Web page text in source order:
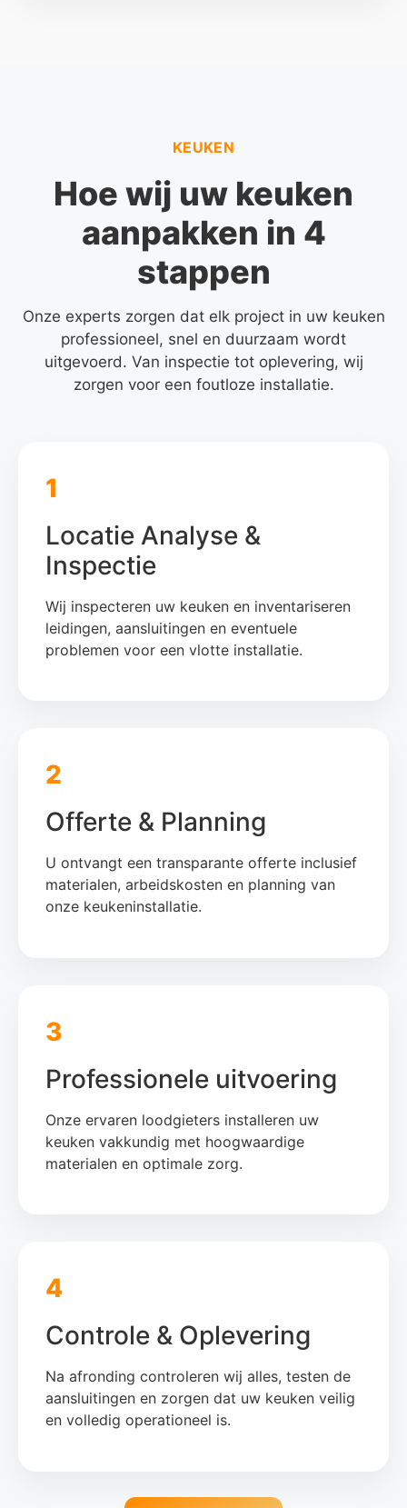
KEUKEN
Hoe wij uw keuken
aanpakken in 4
stappen
Onze experts zorgen dat elk project in uw keuken
professioneel, snel en duurzaam wordt
uitgevoerd. Van inspectie tot oplevering, wij
zorgen voor een foutloze installatie.
1
Locatie Analyse &
Inspectie
Wij inspecteren uw keuken en inventariseren
leidingen, aansluitingen en eventuele
problemen voor een vlotte installatie.
2
Offerte & Planning
U ontvangt een transparante offerte inclusief
materialen, arbeidskosten en planning van
onze keukeninstallatie.
3
Professionele uitvoering
Onze ervaren loodgieters installeren uw
keuken vakkundig met hoogwaardige
materialen en optimale zorg.
4
Controle & Oplevering
Na afronding controleren wij alles, testen de
aansluitingen en zorgen dat uw keuken veilig
en volledig operationeel is.